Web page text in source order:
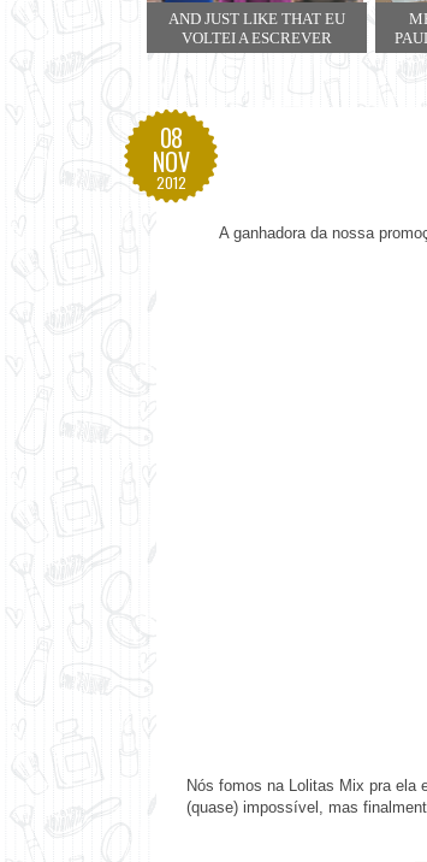
AND JUST LIKE THAT EU
VOLTEI A ESCREVER
08
NOV
2012
A ganhadora da nossa
Nós fomos na Lolitas Mix pra ela
(quase) impossível, mas